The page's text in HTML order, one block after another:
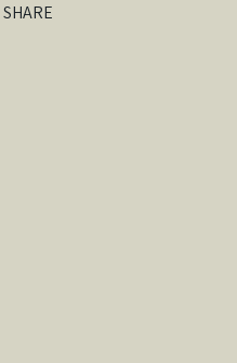
SHARE